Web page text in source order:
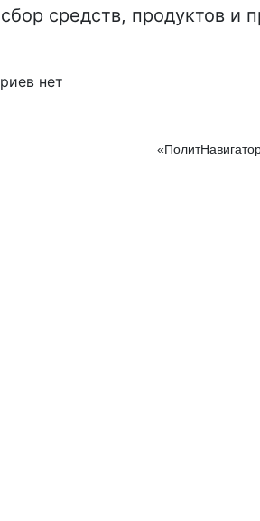
средств, продуктов и
нет